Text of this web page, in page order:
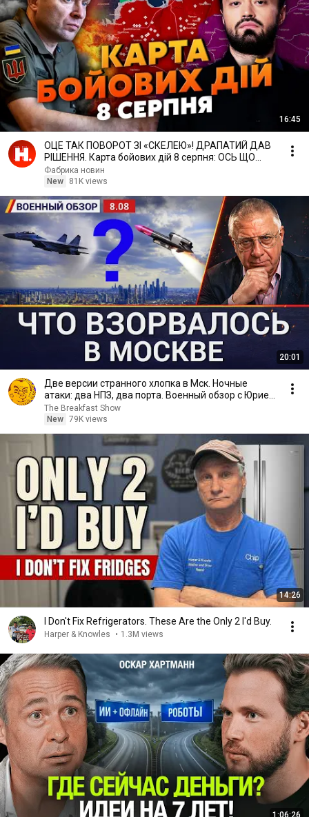
16:45
ОЦЕ ТАК ПОВОРОТ ЗІ «СКЕЛЕЮ»! ДРАПАТИЙ ДАВ
РІШЕННЯ. Карта бойових дій 8 серпня: ОСЬ ЩО
БУДЕ З БІЙЦЯМИ
Фабрика новин
New
81K views
20:01
Две версии странного хлопка в Мск. Ночные
атаки: два НПЗ, два порта. Военный обзор с Юрием
Федоровым
The Breakfast Show
New 79K views
14:26
I Don't Fix Refrigerators. These Are the Only 2 I'd Buy.
Harper & Knowles • 1.3M views
1:06:26